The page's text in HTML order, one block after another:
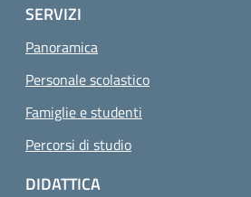
SERVIZI
Panoramica
Personale scolastico
Famiglie e studenti
Percorsi di studio
DIDATTICA